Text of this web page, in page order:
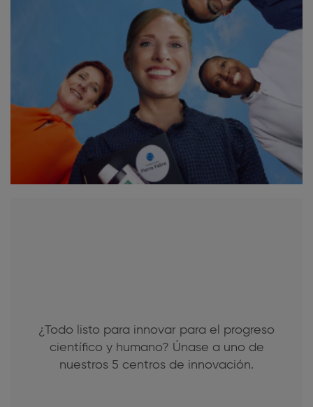
¿Todo listo para innovar para el progreso
científico y humano? Únase a uno de
nuestros 5 centros de innovación.